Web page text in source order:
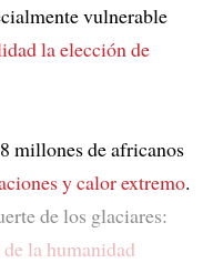
vulnerable
la elección de
millones de africanos
y calor extremo.
de los glaciares:
la humanidad